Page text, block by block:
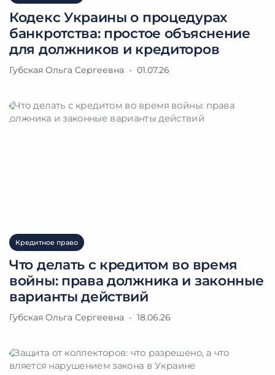
Кодекс Украины о процедурах
банкротства: простое объяснение
для должников и кредиторов
Губская Ольга Сергеевна 01.07.26
Кредитное право
Что делать с кредитом во время
войны: права должника и законные
варианты действий
Губская Ольга Сергеевна 18.06.26
Закажите обратный
звонок от наших
юристов
Мы перезвоним вам в ближайшее время